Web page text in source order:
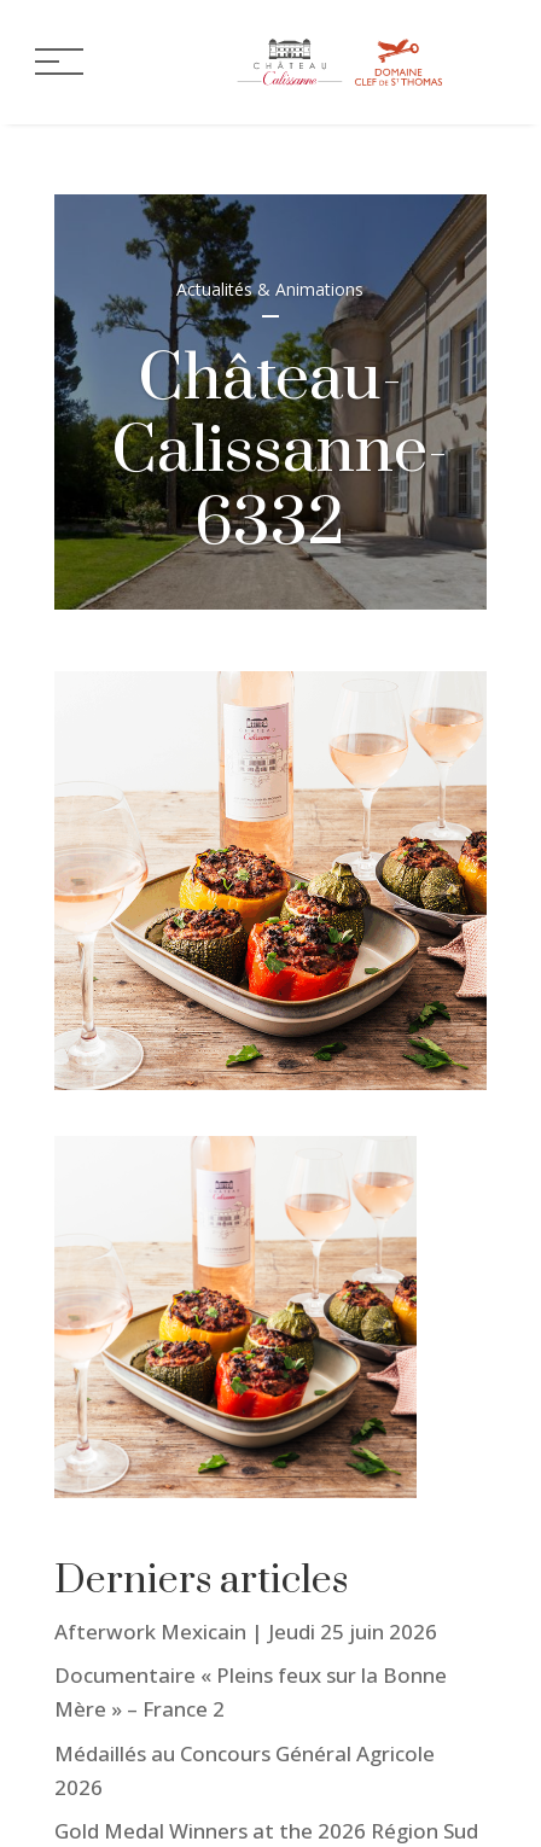
Actualités & Animations
Château-
Calissanne-
6332
Derniers articles
Afterwork Mexicain | Jeudi 25 juin 2026
Documentaire « Pleins feux sur la Bonne
Mère » – France 2
Médaillés au Concours Général Agricole
2026
Gold Medal Winners at the 2026 Région Sud